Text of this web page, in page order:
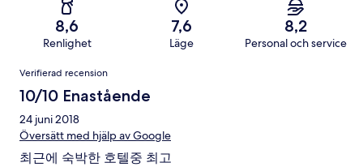
8,6
Renlighet
7,6
Läge
8,2
Personal och service
Recensioner
Verifierad recension
10/10 Enastående
24 juni 2018
Översätt med hjälp av Google
최근에 숙박한 호텔중 최고